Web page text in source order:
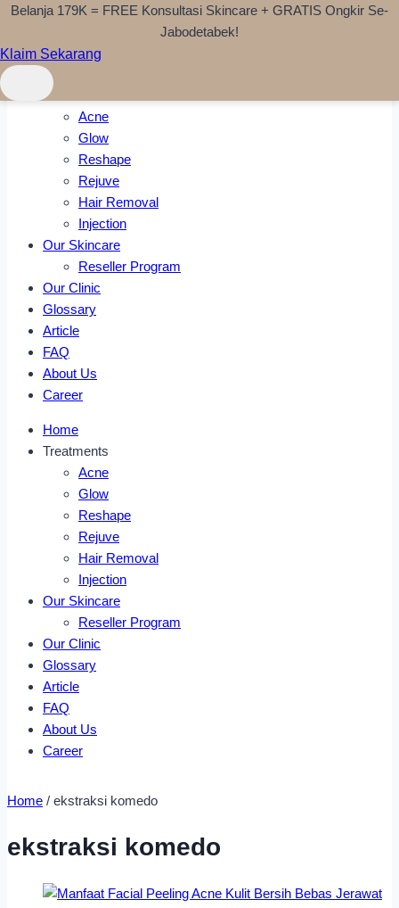
Skip to content
Home
Treatments
Acne
Glow
Reshape
Rejuve
Hair Removal
Injection
Our Skincare
Reseller Program
Our Clinic
Glossary
Article
FAQ
About Us
Career
Home
Treatments
Acne
Glow
Reshape
Rejuve
Hair Removal
Injection
Our Skincare
Reseller Program
Our Clinic
Glossary
Article
FAQ
About Us
Career
Home / ekstraksi komedo
ekstraksi komedo
Belanja 179K = FREE Konsultasi Skincare + GRATIS Ongkir Se-
Jabodetabek!
Klaim Sekarang